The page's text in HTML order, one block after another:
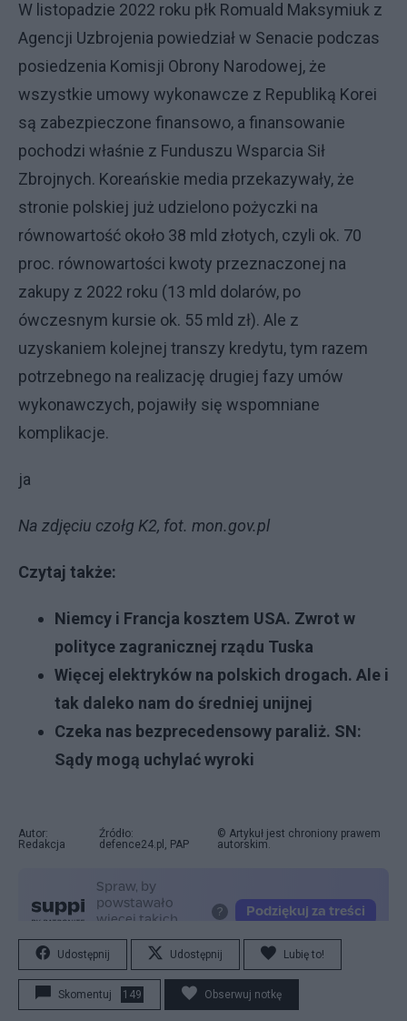
W listopadzie 2022 roku płk Romuald Maksymiuk z
Agencji Uzbrojenia powiedział w Senacie podczas
posiedzenia Komisji Obrony Narodowej, że
wszystkie umowy wykonawcze z Republiką Korei
są zabezpieczone finansowo, a finansowanie
pochodzi właśnie z Funduszu Wsparcia Sił
Zbrojnych. Koreańskie media przekazywały, że
stronie polskiej już udzielono pożyczki na
równowartość około 38 mld złotych, czyli ok. 70
proc. równowartości kwoty przeznaczonej na
zakupy z 2022 roku (13 mld dolarów, po
ówczesnym kursie ok. 55 mld zł). Ale z
uzyskaniem kolejnej transzy kredytu, tym razem
potrzebnego na realizację drugiej fazy umów
wykonawczych, pojawiły się wspomniane
komplikacje.
ja
Na zdjęciu czołg K2, fot. mon.gov.pl
Czytaj także:
Niemcy i Francja kosztem USA. Zwrot w
polityce zagranicznej rządu Tuska
Więcej elektryków na polskich drogach. Ale i
tak daleko nam do średniej unijnej
Czeka nas bezprecedensowy paraliż. SN:
Sądy mogą uchylać wyroki
Autor:
Redakcja
Źródło:
defence24.pl, PAP
© Artykuł jest chroniony prawem
autorskim.
Udostępnij Udostępnij Lubię to!
Skomentuj 149 Obserwuj notkę